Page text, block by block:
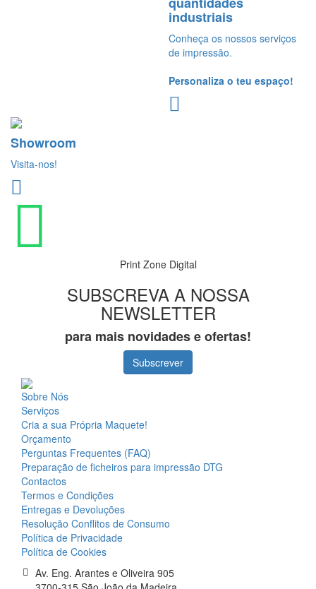
industriais
Conheça os nossos serviços
de impressão.
Personaliza o teu espaço!
Showroom
Visita-nos!
Print Zone Digital
SUBSCREVA A NOSSA
NEWSLETTER
para mais novidades e ofertas!
Subscrever
Sobre Nós
Serviços
Cria a sua Própria Maquete!
Orçamento
Perguntas Frequentes (FAQ)
Preparação de ficheiros para impressão DTG
Contactos
Termos e Condições
Entregas e Devoluções
Resolução Conflitos de Consumo
Política de Privacidade
Política de Cookies
Av. Eng. Arantes e Oliveira 905